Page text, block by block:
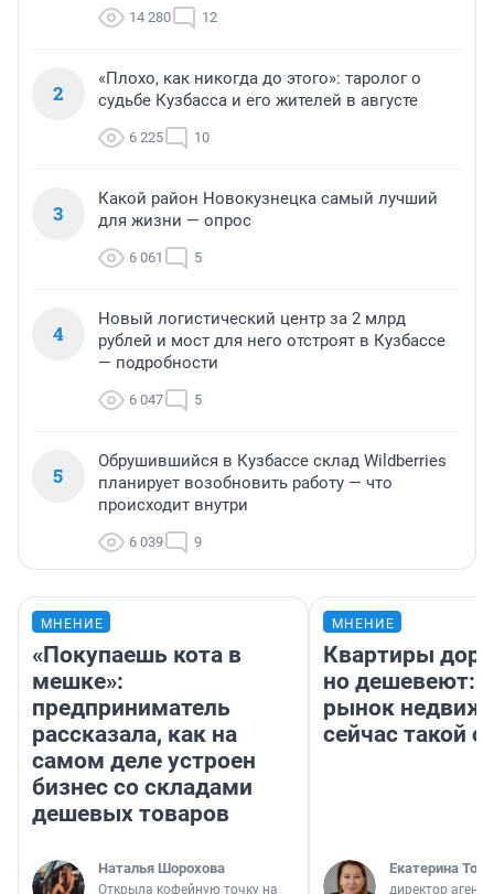
14 280 12
2
«Плохо, как никогда до этого»: таролог о
судьбе Кузбасса и его жителей в августе
6 225 10
3
Какой район Новокузнецка самый лучший
для жизни — опрос
6 061 5
4
Новый логистический центр за 2 млрд
рублей и мост для него отстроят в Кузбассе
— подробности
6 047 5
5
Обрушившийся в Кузбассе склад Wildberries
планирует возобновить работу — что
происходит внутри
6 039 9
МНЕНИЕ
«Покупаешь кота в
мешке»:
предприниматель
рассказала, как на
самом деле устроен
бизнес со складами
дешевых товаров
Наталья Шорохова
Открыла кофейную точку на
МНЕНИЕ
Квартиры
но дешевеют:
рынок
сейчас такой
Екатерина
директор